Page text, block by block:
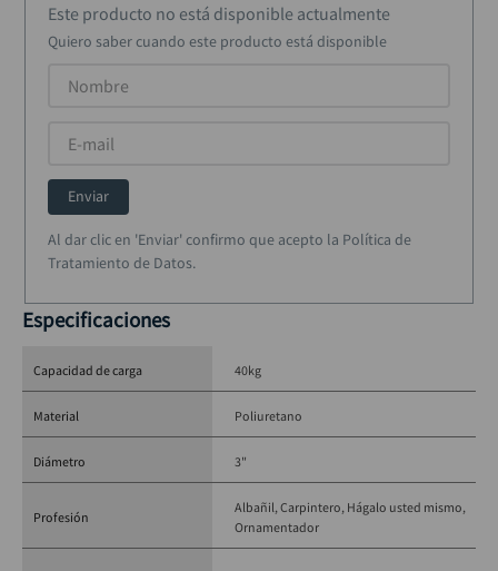
Este producto no está disponible actualmente
Quiero saber cuando este producto está disponible
Enviar
Al dar clic en 'Enviar' confirmo que acepto la Política de
Tratamiento de Datos.
Especificaciones
Capacidad de carga 40kg
Material Poliuretano
Diámetro 3"
Profesión
Albañil Carpintero Hágalo usted mismo
Ornamentador